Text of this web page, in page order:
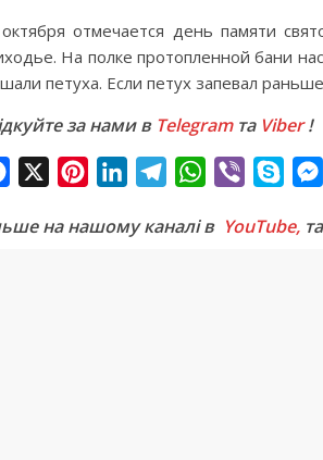
отмечается день памяти
На полке протопленной бани
петуха. Если петух запевал
за нами в Telegramта Viber!
c
n
n
l
W
a
b
y
на нашому каналі в YouTube,